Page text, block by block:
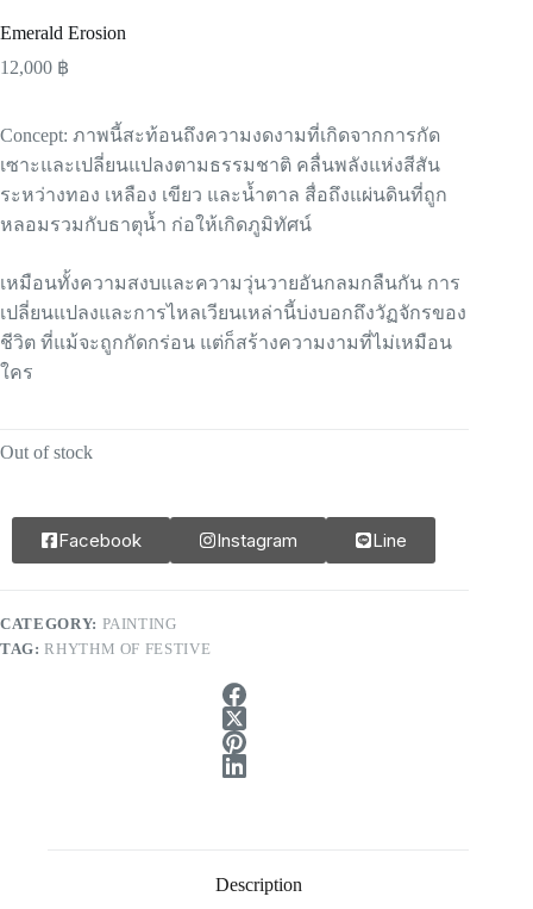
Emerald Erosion
12,000 ฿
Concept: ภาพนี้สะท้อนถึงความงดงามที่เกิดจากการกัด
เซาะและเปลี่ยนแปลงตามธรรมชาติ คลื่นพลังแห่งสีสัน
ระหว่างทอง เหลือง เขียว และน้ำตาล สื่อถึงแผ่นดินที่ถูก
หลอมรวมกับธาตุน้ำ ก่อให้เกิดภูมิทัศน์
เหมือนทั้งความสงบและความวุ่นวายอันกลมกลืนกัน การ
เปลี่ยนแปลงและการไหลเวียนเหล่านี้บ่งบอกถึงวัฏจักรของ
ชีวิต ที่แม้จะถูกกัดกร่อน แต่ก็สร้างความงามที่ไม่เหมือน
ใคร
Out of stock
Facebook Instagram Line
CATEGORY: PAINTING
TAG:RHYTHM OF FESTIVE
Description